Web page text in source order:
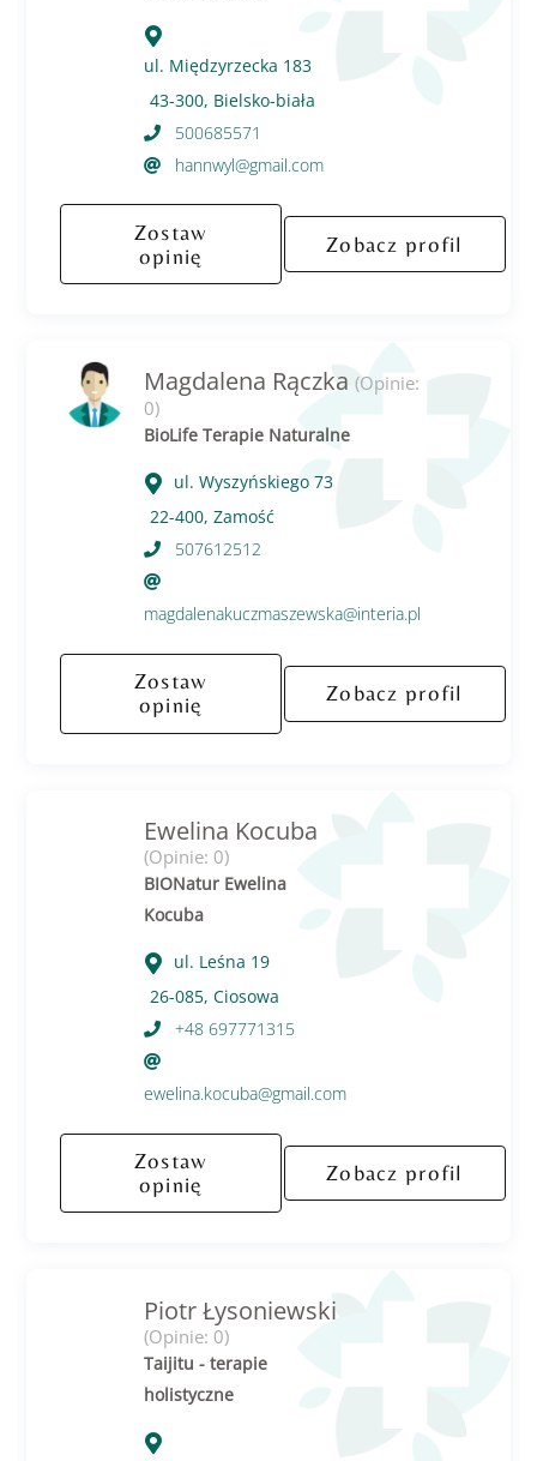
ul. Międzyrzecka 183
43-300, Bielsko-biała
500685571
hannwyl@gmail.com
Zostaw
opinię
Zobacz profil
Magdalena Rączka (Opinie:
0)
BioLife Terapie Naturalne
ul. Wyszyńskiego 73
22-400, Zamość
507612512
magdalenakuczmaszewska@interia.pl
Zostaw
opinię
Zobacz profil
Ewelina Kocuba
(Opinie: 0)
BIONatur Ewelina
Kocuba
ul. Leśna 19
26-085, Ciosowa
+48 697771315
ewelina.kocuba@gmail.com
Zostaw
opinię
Zobacz profil
Piotr Łysoniewski
(Opinie: 0)
Taijitu - terapie
holistyczne